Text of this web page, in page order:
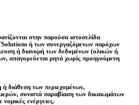
στην παρούσα ιστοσελίδα
ή των συνεργαζόμενων παρόχων
ή διανομή των δεδομένων (ολικών ή
απαγορεύεται ρητά χωρίς προηγούμενη
διάθεση των περιεχομένων,
συνιστά παραβίαση των δικαιωμάτων
νομικές ενέργειες.